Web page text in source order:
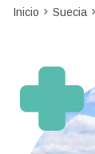
Inicio Suecia